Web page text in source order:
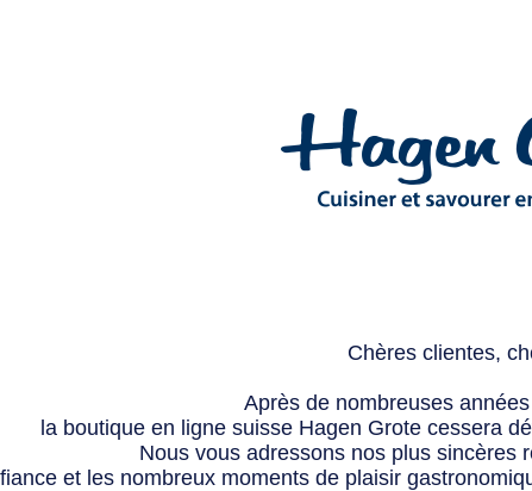
Chères clientes,
Après de nombreuses
la boutique en ligne suisse Hagen Grote cessera
Nous vous adressons nos plus sincères
et les nombreux moments de plaisir